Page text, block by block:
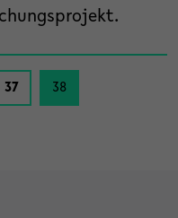
Seite
37 Aktuelle Seite
38